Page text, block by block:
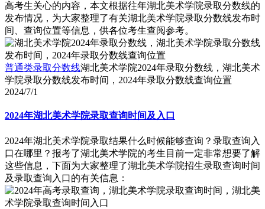
高考生关心的内容，本文根据往年湖北美术学院录取分数线的
发布情况，为大家整理了有关湖北美术学院录取分数线发布时
间、查询位置等信息，供各位考生查阅参考。
普通类录取分数线湖北美术学院2024年录取分数线，湖北美术
学院录取分数线发布时间，2024年录取分数线查询位置
2024/7/1
2024年湖北美术学院录取查询时间及入口
2024年湖北美术学院录取结果什么时候能够查询？录取查询入
口在哪里？报考了湖北美术学院的考生目前一定非常想要了解
这些信息，下面为大家整理了湖北美术学院招生录取查询时间
及录取查询入口的有关信息：